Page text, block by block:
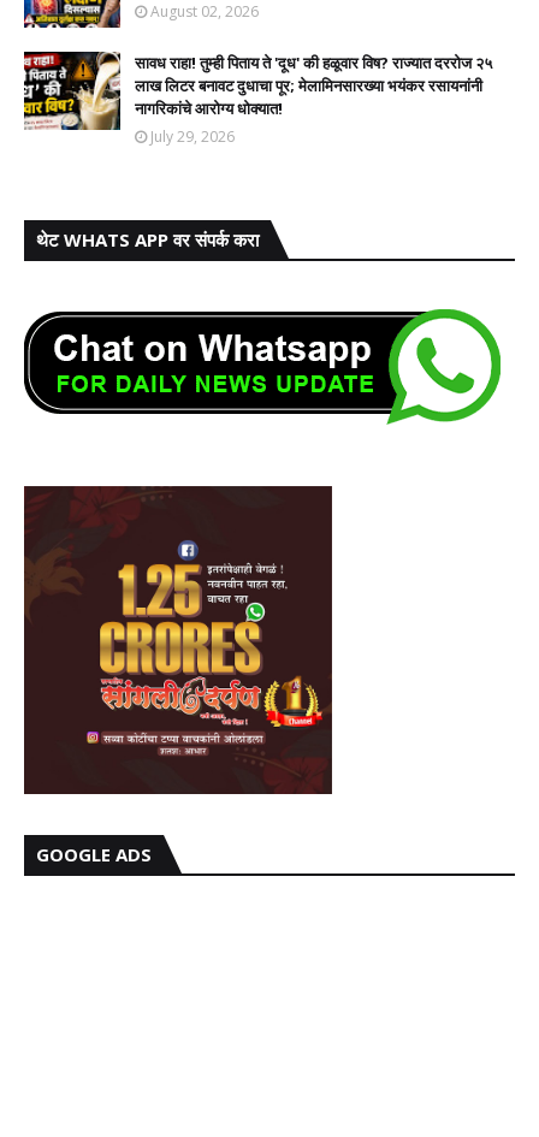
August 02, 2026
सावध राहा! तुम्ही पिताय ते 'दूध' की हळूवार विष? राज्यात दररोज २५
लाख लिटर बनावट दुधाचा पूर; मेलामिनसारख्या भयंकर रसायनांनी
नागरिकांचे आरोग्य धोक्यात!​
July 29, 2026
थेट WHATS APP वर संपर्क करा
GOOGLE ADS